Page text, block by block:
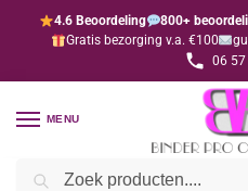
4.6 Beoordeling 800+
Gratis bezorging v.a. €100
06
MENU
Home Disposables / Disposables